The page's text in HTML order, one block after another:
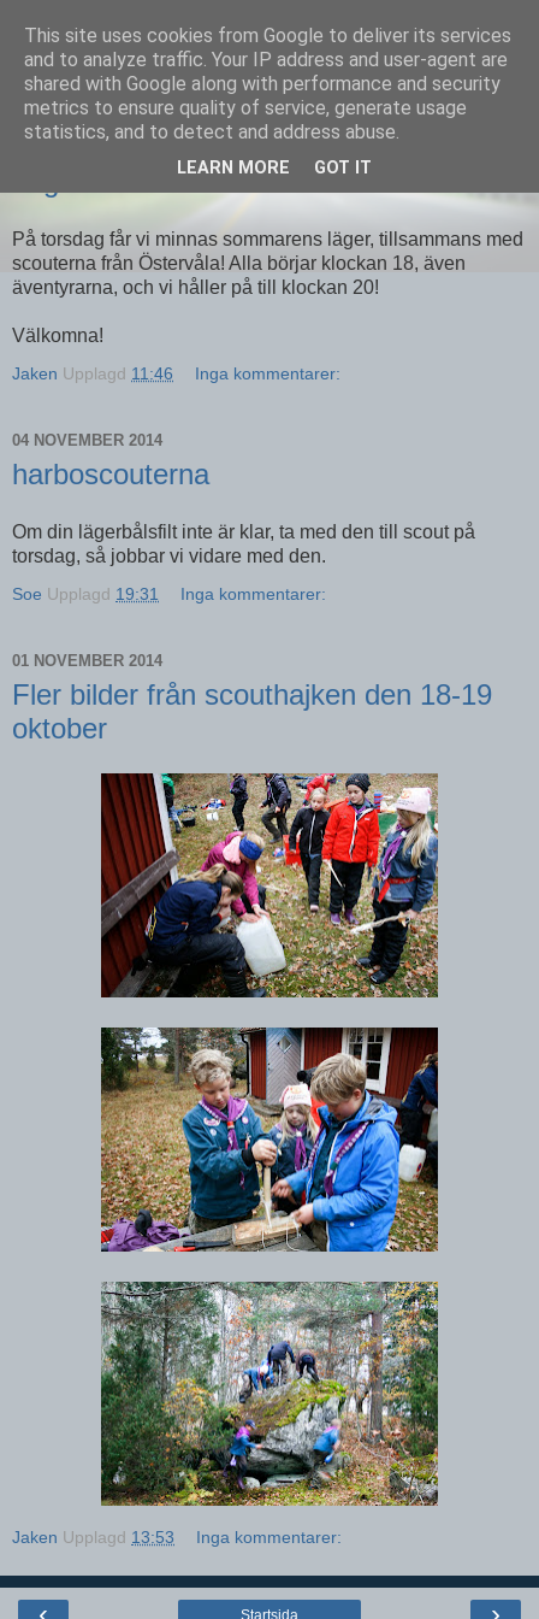
Equmenia i Harbo
På torsdag får vi minnas sommarens läger, tillsammans med
scouterna från Östervåla! Alla börjar klockan 18, även
äventyrarna, och vi håller på till klockan 20!
Välkomna!
Jaken Upplagd 11:46 Inga kommentarer:
04 NOVEMBER 2014
harboscouterna
Om din lägerbålsfilt inte är klar, ta med den till scout på
torsdag, så jobbar vi vidare med den.
Soe Upplagd 19:31 Inga kommentarer:
01 NOVEMBER 2014
Fler bilder från scouthajken den 18-19
oktober
Jaken Upplagd 13:53 Inga kommentarer:
This site uses cookies from Google to deliver its services
and to analyze traffic. Your IP address and user-agent are
shared with Google along with performance and security
metrics to ensure quality of service, generate usage
statistics, and to detect and address abuse.
LEARN MORE GOT IT